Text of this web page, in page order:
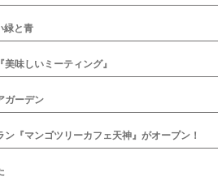
緑と青
味しいミーティング』
ガーデン
『マンゴツリーカフェ天神』がオープン！